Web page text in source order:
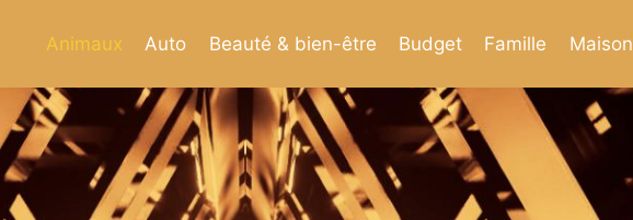
Animaux Auto Beauté & bien-être Budget Famille Maison